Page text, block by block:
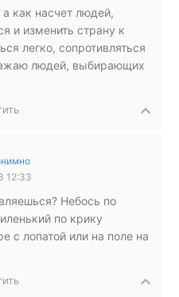
как насчет людей,
и изменить страну к
легко, сопротивляться
людей, выбирающих
12:33
Небось по
по крику
с лопатой или на поле на